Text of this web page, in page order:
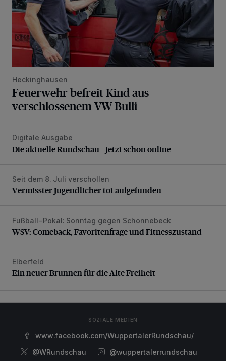
Heckinghausen
Feuerwehr befreit Kind aus
verschlossenem VW Bulli
Die aktuelle Rundschau – jetzt schon online
Digitale Ausgabe
Die aktuelle Rundschau – jetzt schon online
Vermisster Jugendlicher tot aufgefunden
Seit dem 8. Juli verschollen
Vermisster Jugendlicher tot aufgefunden
WSV: Comeback, Favoritenfrage und Fitnesszustand
Fußball-Pokal: Sonntag gegen Schonnebeck
WSV: Comeback, Favoritenfrage und Fitnesszustand
Ein neuer Brunnen für die Alte Freiheit
Elberfeld
Ein neuer Brunnen für die Alte Freiheit
SOZIALE MEDIEN
www.facebook.com/WuppertalerRundschau/
@WRundschau
@wuppertalerrundschau